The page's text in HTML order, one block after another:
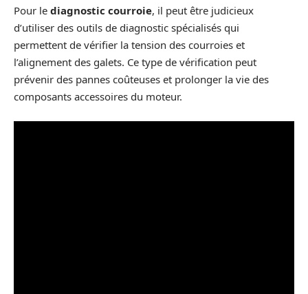
Pour le diagnostic courroie, il peut être judicieux
d’utiliser des outils de diagnostic spécialisés qui
permettent de vérifier la tension des courroies et
l’alignement des galets. Ce type de vérification peut
prévenir des pannes coûteuses et prolonger la vie des
composants accessoires du moteur.